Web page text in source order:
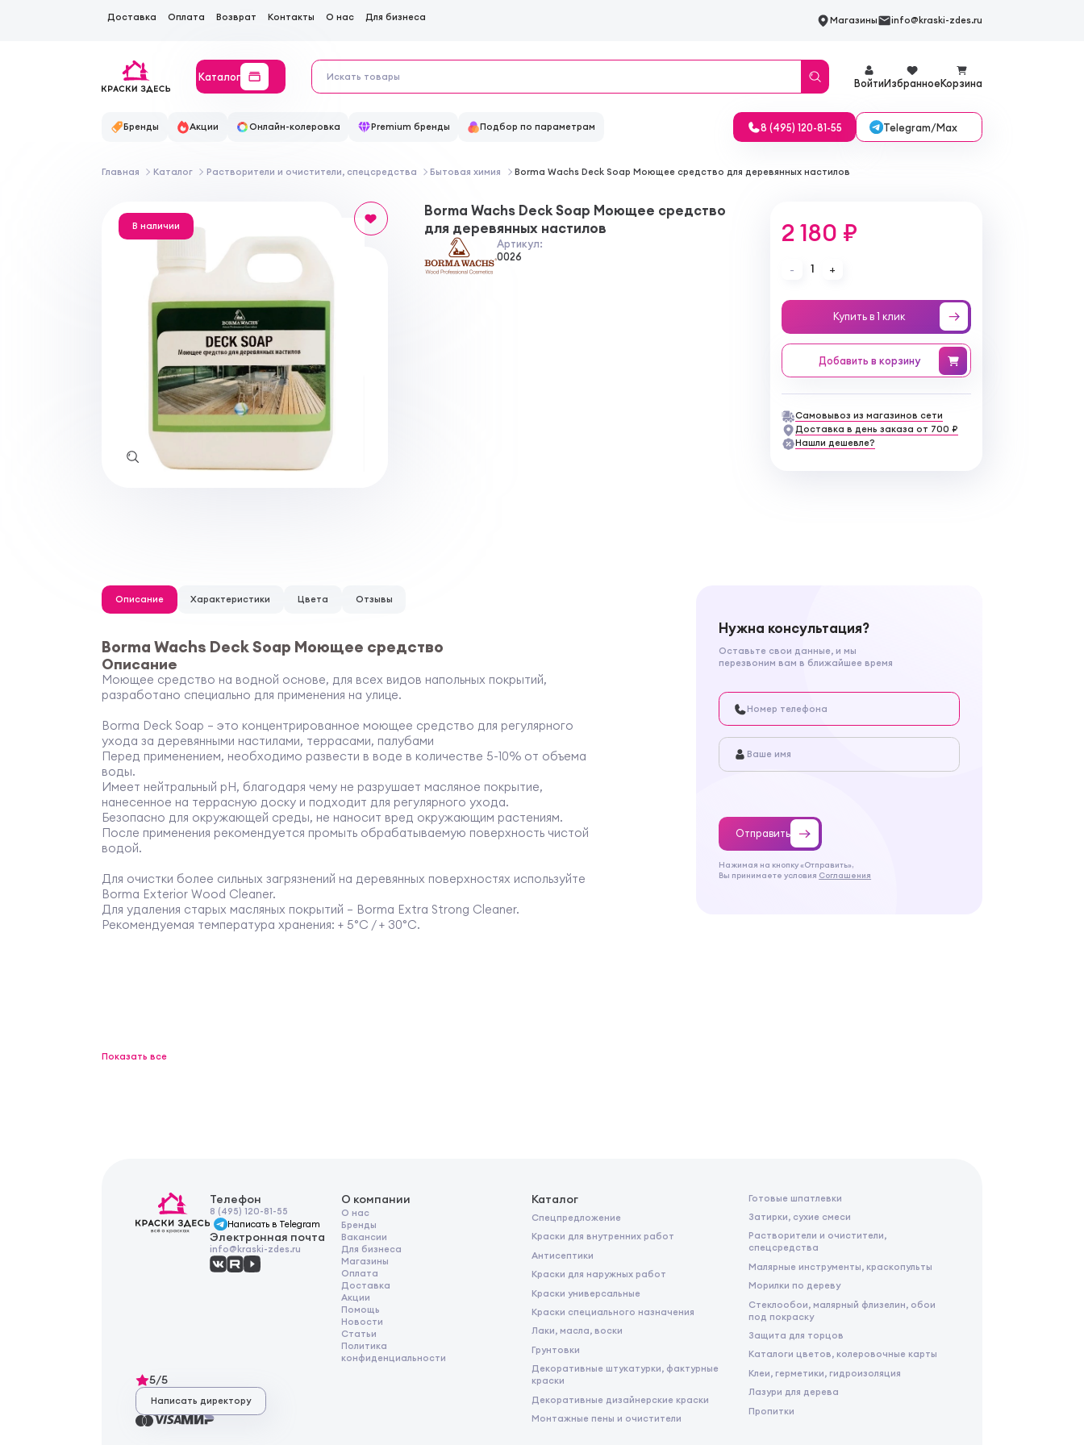
Доставка Оплата Возврат Контакты О нас Для бизнеса Магазины info@kraski-zdes.ru
Каталог
ВойтиИзбранноеКорзина
Бренды Акции Онлайн-колеровка Premium бренды Подбор по параметрам 8 (495) 120-81-55 Telegram/Max
Главная Каталог Растворители и очистители, спецсредства Бытовая химия Borma Wachs Deck Soap Моющее средство для деревянных настилов
В наличии
Borma Wachs Deck Soap Моющее средство
для деревянных настилов
Артикул:
0026
2 180 ₽
- 1 +
Купить в 1 клик
Добавить в корзину
Самовывоз из магазинов сети
Доставка в день заказа от 700 ₽
Нашли дешевле?
Описание Характеристики Цвета Отзывы
Borma Wachs Deck Soap Моющее средство
Описание
Моющее средство на водной основе, для всех видов напольных покрытий,
разработано специально для применения на улице.
Borma Deck Soap – это концентрированное моющее средство для регулярного
ухода за деревянными настилами, террасами, палубами
Перед применением, необходимо развести в воде в количестве 5-10% от объема
воды.
Имеет нейтральный pH, благодаря чему не разрушает масляное покрытие,
нанесенное на террасную доску и подходит для регулярного ухода.
Безопасно для окружающей среды, не наносит вред окружающим растениям.
После применения рекомендуется промыть обрабатываемую поверхность чистой
водой.
Для очистки более сильных загрязнений на деревянных поверхностях используйте
Borma Exterior Wood Cleaner.
Для удаления старых масляных покрытий – Borma Extra Strong Cleaner.
Рекомендуемая температура хранения: + 5°C / + 30°C.
Показать все
Нужна консультация?
Оставьте свои данные, и мы
перезвоним вам в ближайшее время
Отправить
Нажимая на кнопку «Отправить»,
Вы принимаете условия Соглашения
Телефон
8 (495) 120-81-55
Написать в Telegram
Электронная почта
info@kraski-zdes.ru
5/5
Написать директору
О компании
О нас
Бренды
Вакансии
Для бизнеса
Магазины
Оплата
Доставка
Акции
Помощь
Новости
Статьи
Политика
конфиденциальности
Каталог
Спецпредложение
Краски для внутренних работ
Антисептики
Краски для наружных работ
Краски универсальные
Краски специального назначения
Лаки, масла, воски
Грунтовки
Декоративные штукатурки, фактурные
краски
Декоративные дизайнерские краски
Монтажные пены и очистители
Готовые шпатлевки
Затирки, сухие смеси
Растворители и очистители,
спецсредства
Малярные инструменты, краскопульты
Морилки по дереву
Стеклообои, малярный флизелин, обои
под покраску
Защита для торцов
Каталоги цветов, колеровочные карты
Клеи, герметики, гидроизоляция
Лазури для дерева
Пропитки